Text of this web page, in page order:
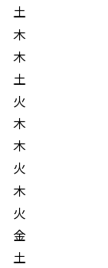
土
木
木
土
火
木
木
火
木
火
金
土